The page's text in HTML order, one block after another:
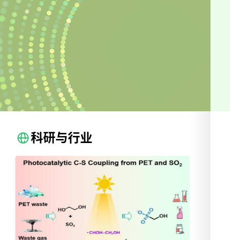
2026·05·12
公众科学日 | 理化诗词大会，待君携风雅来
单位中国感光学会中国科学院理化技术研究所 二、
会议时间和地点会议时间：2026年10月23日-26日
（10月23日报到）会议地点：厦门翔鹭国际大酒店
（福建省厦门市湖里区长浩路18号） 三、组织机构
（一）大会主席：张丽萍 （二）大会学术委员会主
席：彭孝军、吴骊珠、孙洪波顾问：佟振合、范滇
元、许祖彦、吴以成、祝世宁、刘文清、杨万泰、
蒲嘉陵委员（以拼音字母为序）：毕勇、蔡国发、
新、程灏波、丛欢、丁军桥、丁黎明、段宣明、方
川、郝锋、何勇、黄常刚、黄辉、康劲、康磊、李
迪、李剑锋、李景虹、李轩、李嫕、李玉虎、梁红
波、梁丽娟、刘世军、刘卫敏、刘旭影、卢华东、
陆延青、陆杨、马於光、孟永钢、聂俊、潘书生、
钱海生、钱晓春、邱建荣、石峰、宋瑛林、孙承
华、孙聆东、孙岩标、田长麟、田禾、田梅、万家
科研与行业